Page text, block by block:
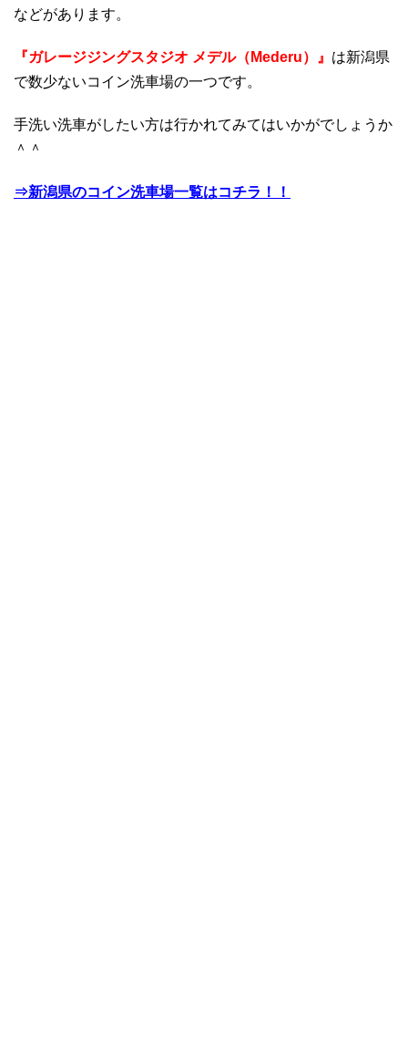
などがあります。
『ガレージジングスタジオ メデル（Mederu）』 は新潟県
で数少ないコイン洗車場の一つです。
手洗い洗車がしたい方は行かれてみてはいかがでしょうか
＾＾
⇒新潟県のコイン洗車場一覧はコチラ！！